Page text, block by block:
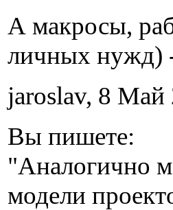
А макросы,
личных нужд)
jaroslav, 8 Май
Вы пишете:
"Аналогично
модели